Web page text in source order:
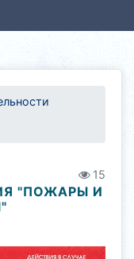
15
"ПОЖАРЫ И